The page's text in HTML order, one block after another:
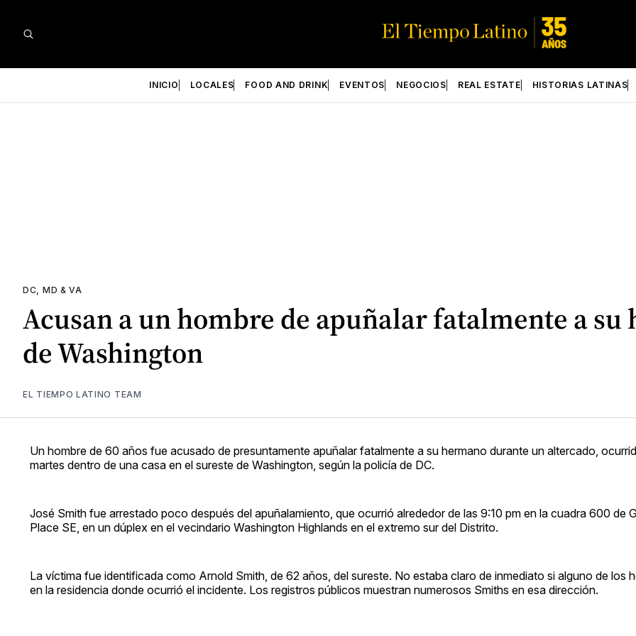
INICIO LOCALES FOOD AND DRINK EVENTOS NEGOCIOS REAL ESTATE HISTORIAS LATINAS
DC, MD & VA
Acusan a un hombre de apuñalar fatalmente a su
de Washington
EL TIEMPO LATINO TEAM
Un hombre de 60 años fue acusado de presuntamente apuñalar fatalmente a su hermano durante un altercado,
martes dentro de una casa en el sureste de Washington, según la policía de DC.
José Smith fue arrestado poco después del apuñalamiento, que ocurrió alrededor de las 9:10 pm en la cuadra 600 de
Place SE, en un dúplex en el vecindario Washington Highlands en el extremo sur del Distrito.
La víctima fue identificada como Arnold Smith, de 62 años, del sureste. No estaba claro de inmediato si alguno de los
en la residencia donde ocurrió el incidente. Los registros públicos muestran numerosos Smiths en esa dirección.